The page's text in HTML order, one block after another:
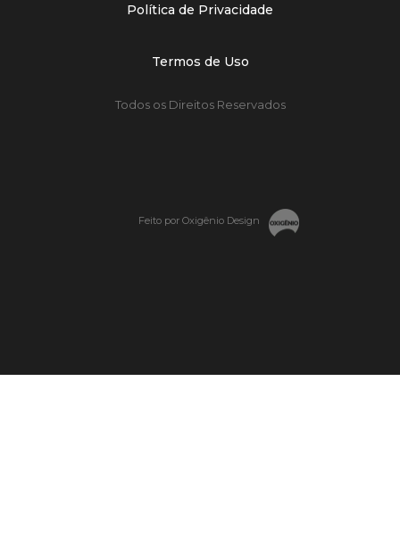
Política de Privacidade
Termos de Uso
Todos os Direitos Reservados
Feito por Oxigênio Design